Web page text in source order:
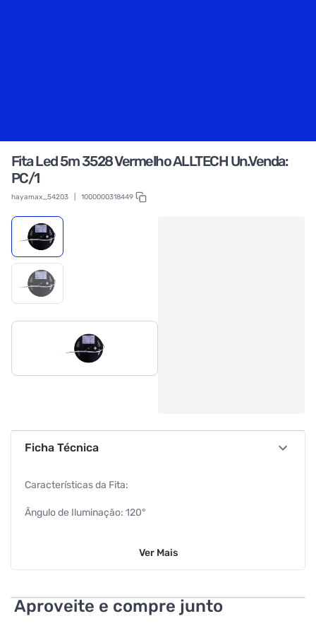
Fita Led 5m 3528 Vermelho ALLTECH Un.Venda:
PC/1
hayamax_54203 1000000318449
Ficha Técnica
Características da Fita:
Ângulo de Iluminação: 120°
Proteção: IP64
Ver Mais
Aproveite e compre junto